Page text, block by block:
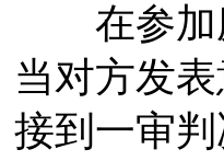
在参加庭
当对方发
接到一审